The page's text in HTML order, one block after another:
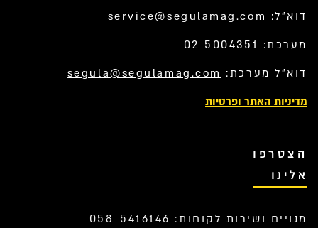
דוא”ל: service@segulamag.com
מערכת: 02-5004351
דוא”ל מערכת: segula@segulamag.com
מדיניות האתר ופרטיות
הצטרפו
אלינו
מנויים ושירות לקוחות: 058-5416146